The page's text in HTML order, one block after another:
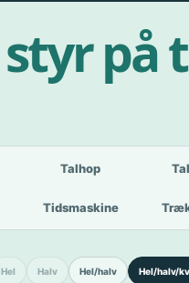
styr på
Talhop
Tidsmaskine
Hel Halv Hel/halv Hel/halv/